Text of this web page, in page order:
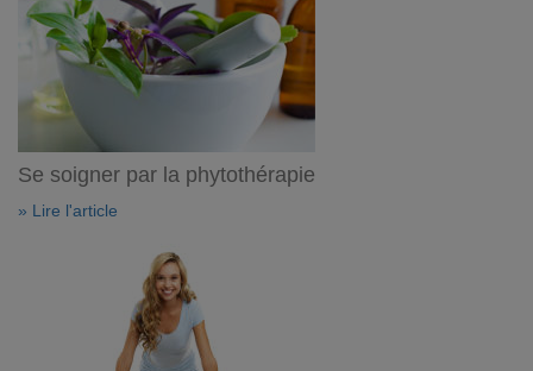
Se soigner par la phytothérapie
» Lire l'article